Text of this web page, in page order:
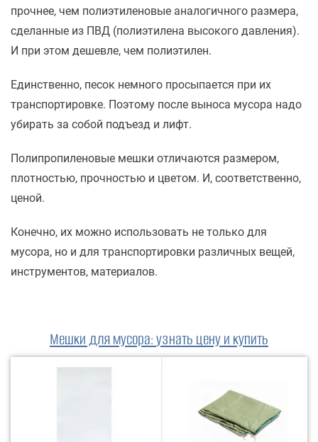
прочнее, чем полиэтиленовые аналогичного размера,
сделанные из ПВД (полиэтилена высокого давления).
И при этом дешевле, чем полиэтилен.
Единственно, песок немного просыпается при их
транспортировке. Поэтому после выноса мусора надо
убирать за собой подъезд и лифт.
Полипропиленовые мешки отличаются размером,
плотностью, прочностью и цветом. И, соответственно,
ценой.
Конечно, их можно использовать не только для
мусора, но и для транспортировки различных вещей,
инструментов, материалов.
Мешки для мусора:узнать цену и купить